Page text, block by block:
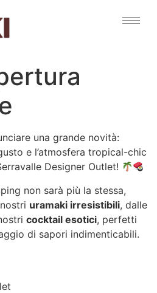
una grande novità:
e l’atmosfera tropical-chic
Designer Outlet!
non sarà più la stessa,
uramaki irresistibili, dalle
cocktail esotici, perfetti
di sapori indimenticabili.